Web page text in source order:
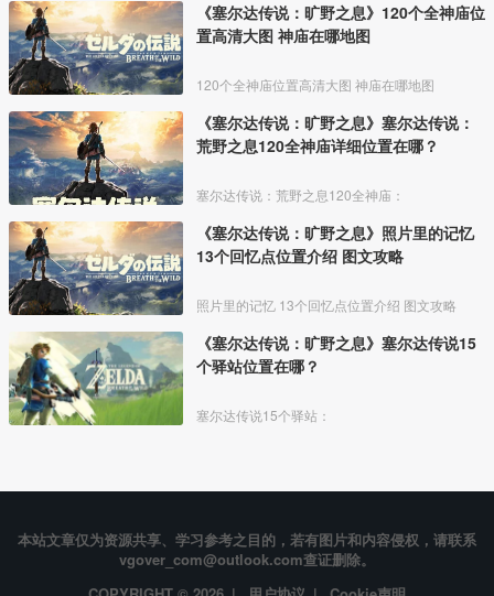
《塞尔达传说：旷野之息》120个全神庙位
置高清大图 神庙在哪地图
120个全神庙位置高清大图 神庙在哪地图
《塞尔达传说：旷野之息》塞尔达传说：
荒野之息120全神庙详细位置在哪？
塞尔达传说：荒野之息120全神庙：
《塞尔达传说：旷野之息》照片里的记忆
13个回忆点位置介绍 图文攻略
照片里的记忆 13个回忆点位置介绍 图文攻略
《塞尔达传说：旷野之息》塞尔达传说15
个驿站位置在哪？
塞尔达传说15个驿站：
本站文章仅为资源共享、学习参考之目的，若有图片和内容侵权，请联系
vgover_com@outlook.com查证删除。